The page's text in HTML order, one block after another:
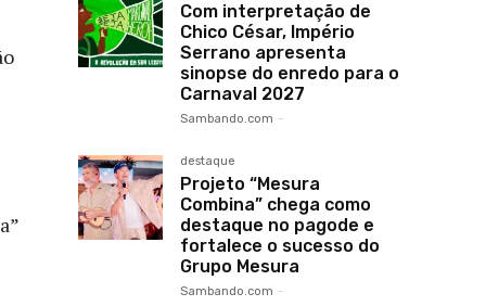
Com interpretação de
Chico César, Império
Serrano apresenta
sinopse do enredo para o
Carnaval 2027
Sambando.com -
destaque
Projeto “Mesura
Combina” chega como
destaque no pagode e
fortalece o sucesso do
Grupo Mesura
Sambando.com -